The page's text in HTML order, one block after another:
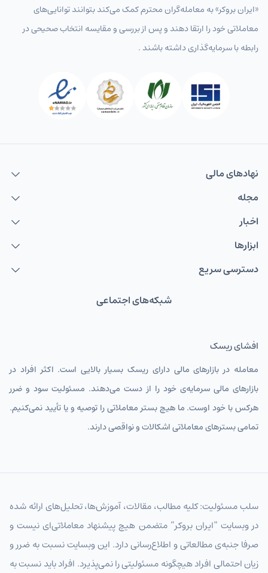
«ایران بروکر» به معامله‌گران محترم کمک می‌کند بتوانند توانایی‌های
معاملاتی خود را ارتقا دهند و پس از بررسی و مقایسه انتخاب‌ صحیحی در
رابطه با سرمایه‌گذاری داشته باشند .
نهاد‌های مالی
مجله
اخبار
ابزارها
دسترسی سریع
شبکه‌های اجتماعی
افشای ریسک
معامله در بازارهای مالی دارای ریسک بسیار بالایی است. اکثر افراد در
بازارهای مالی سرمایه‌ی خود را از دست می‌دهند. مسئولیت سود و ضرر
هرکس با خود اوست. ما هیچ بستر معاملاتی را توصیه و یا تأیید نمی‌کنیم.
تمامی بسترهای معاملاتی اشکالات و نواقصی دارند.
سلب مسئولیت: کلیه مطالب، مقالات، آموزش‌ها، تحلیل‌های ارائه شده
در وبسایت “ایران بروکر” متضمن هیچ پیشنهاد معاملاتی‌ای نیست و
صرفا جنبه‌ی مطالعاتی و اطلاع‌رسانی دارد. این وبسایت نسبت به ضرر و
زیان احتمالی افراد هیچگونه مسئولیتی را نمی‌پذیرد. افراد باید نسبت به